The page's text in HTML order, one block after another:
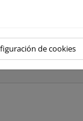
de cookies